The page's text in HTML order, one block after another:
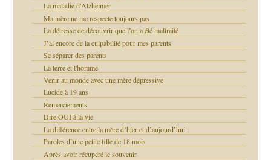
thérapeutiques
La maladie d'Alzheimer
Ma mère ne me respecte toujours pas
La détresse de découvrir que l’on a été maltraité
J’ai encore de la culpabilité pour mes parents
Se séparer des parents
La terre et l'homme
Venir au monde avec une mère dépressive
Lucide à 19 ans
Remerciements
Dire OUI à la vie
La différence entre la mère d’hier et d’aujourd’hui
Paroles d’une petite fille de 18 mois
Après avoir récupéré le souvenir